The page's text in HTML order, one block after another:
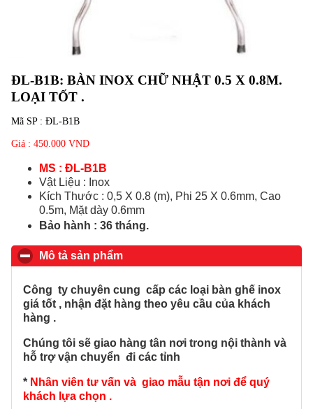
ĐL-B1B: BÀN INOX CHỮ NHẬT 0.5 X 0.8M.
LOẠI TỐT .
Mã SP : ĐL-B1B
Giá : 450.000 VND
MS : ĐL-B1B
Vật Liệu : Inox
Kích Thước : 0,5 X 0.8 (m), Phi 25 X 0.6mm, Cao
0.5m, Mặt dày 0.6mm
Bảo hành : 36 tháng.
Mô tả sản phẩm
Công ty chuyên cung cấp các loại bàn ghế inox
giá tốt , nhận đặt hàng theo yêu cầu của khách
hàng .
Chúng tôi sẽ giao hàng tân nơi trong nội thành và
hỗ trợ vận chuyển đi các tỉnh
* Nhân viên tư vấn và giao mẫu tận nơi để quý
khách lựa chọn .